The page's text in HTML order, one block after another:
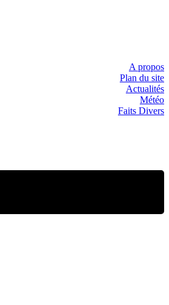
A propos
Plan du site
Actualités
Météo
Faits Divers